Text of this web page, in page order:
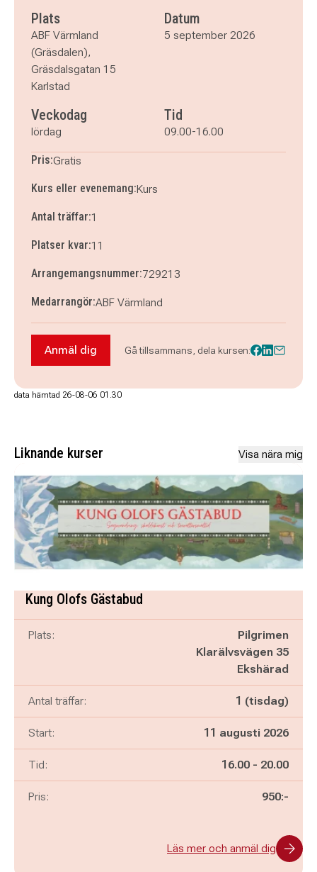
Plats
ABF Värmland
(Gräsdalen),
Gräsdalsgatan 15
Karlstad
Datum
5 september 2026
Veckodag
lördag
Tid
09.00-16.00
Pris:Gratis
Kurs eller evenemang:Kurs
Antal träffar:1
Platser kvar:11
Arrangemangsnummer:729213
Medarrangör:ABF Värmland
Anmäl dig till Rollen som ordförande
Anmäl dig Gå tillsammans, dela kursen:
data hämtad 26-08-06 01.30
Liknande kurser Visa nära mig
Kung Olofs Gästabud
Plats:
Pilgrimen
Klarälvsvägen 35
Ekshärad
Antal träffar: 1 (tisdag)
Start: 11 augusti 2026
Tid: Pågår mellan
16.00 - och
20.00
Pris: 950:-
Läs mer och anmäl dig